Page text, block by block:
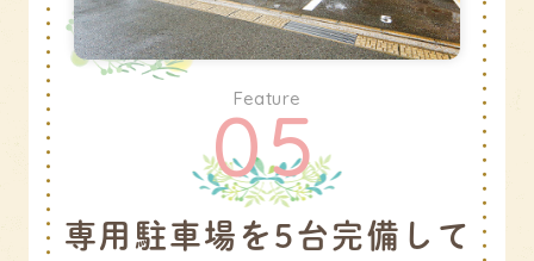
Feature
05
専用駐車場を 5台完備して